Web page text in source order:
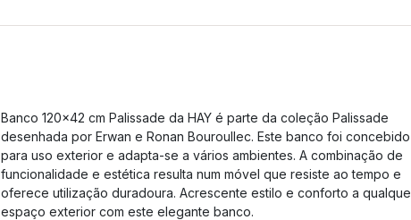
Banco 120x42 cm Palissade da HAY é parte da coleção Palissade
desenhada por Erwan e Ronan Bouroullec. Este banco foi concebido
para uso exterior e adapta-se a vários ambientes. A combinação de
funcionalidade e estética resulta num móvel que resiste ao tempo e
oferece utilização duradoura. Acrescente estilo e conforto a
espaço exterior com este elegante banco.